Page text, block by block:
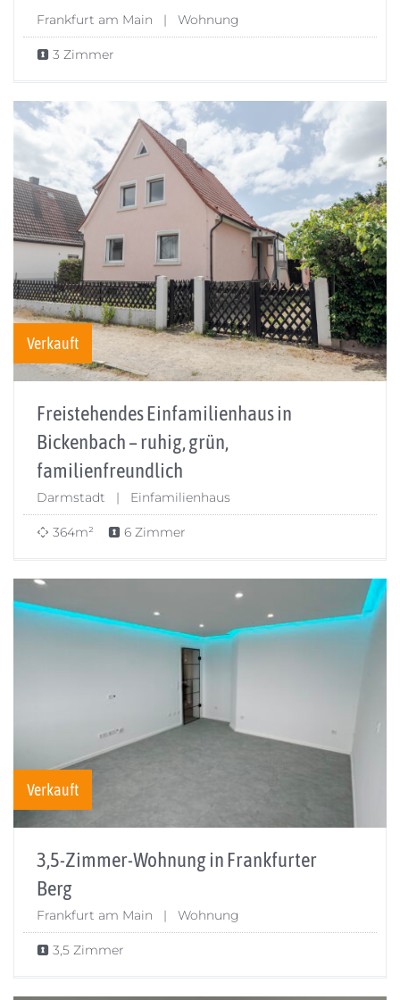
Frankfurt am Main | Wohnung
3 Zimmer
Verkauft
Freistehendes Einfamilienhaus in
Bickenbach – ruhig, grün,
familienfreundlich
Darmstadt | Einfamilienhaus
364m² 6 Zimmer
Verkauft
3,5-Zimmer-Wohnung in Frankfurter
Berg
Frankfurt am Main | Wohnung
3,5 Zimmer